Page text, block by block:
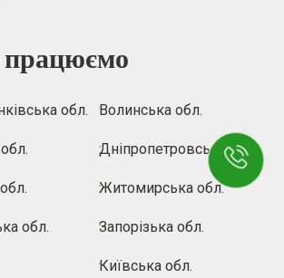
обл. Волинська обл.
Дніпропетровська обл.
Житомирська обл.
обл. Запорізька обл.
Київська обл.